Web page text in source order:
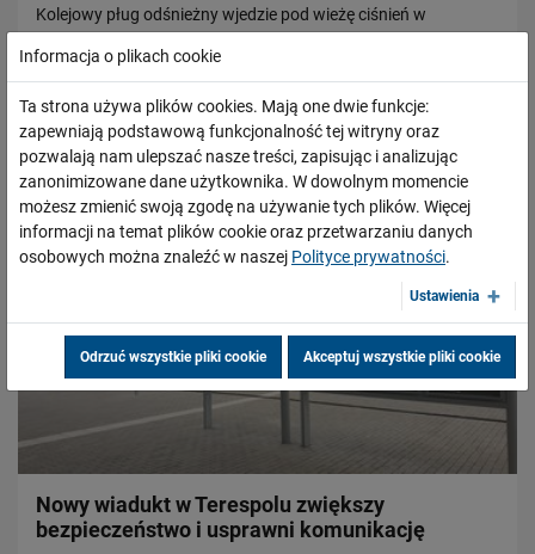
Kolejowy pług odśnieżny wjedzie pod wieżę ciśnień w
Politechnika Wrocławska, a tajemnicza nastawnica trafi do
PRZECZYTAJ
Nowy wiadukt w Terespolu zwiększy
bezpieczeństwo i usprawni komunikację
Informacja o plikach cookie
Ta strona używa plików cookies. Mają one dwie funkcje:
zapewniają podstawową funkcjonalność tej witryny oraz
pozwalają nam ulepszać nasze treści, zapisując i analizując
zanonimizowane dane użytkownika. W dowolnym momencie
możesz zmienić swoją zgodę na używanie tych plików. Więcej
informacji na temat plików cookie oraz przetwarzaniu danych
osobowych można znaleźć w naszej Polityce prywatności.
Ustawienia
Odrzuć wszystkie pliki cookie Akceptuj wszystkie pliki cookie